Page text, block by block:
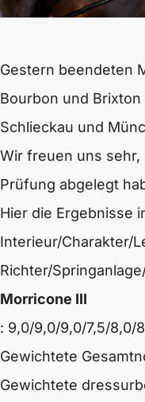
Gestern beendeten
Bourbon und
Schlieckau und
Wir freuen uns sehr,
Prüfung abgelegt
Hier die Ergebnisse
Interieur/Charakter/
Richter/
Morricone III
: 9,0/9,0/9,0/7,5/8,0/
Gewichtete
Gewichtete